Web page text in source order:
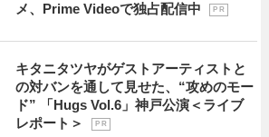
メ、Prime Videoで独占配信中
P R
キタニタツヤがゲストアーティストと
の対バンを通して見せた、“攻めのモー
ド” 「Hugs Vol.6」神戸公演＜ライブ
レポート＞
P R